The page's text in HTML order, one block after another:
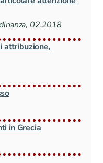
02.2018
attribuzione,
in Grecia